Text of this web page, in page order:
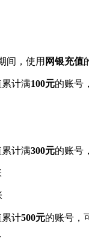
间，使用 网银充值
计满100元的账号
计满300元的账号
计500元的账号，